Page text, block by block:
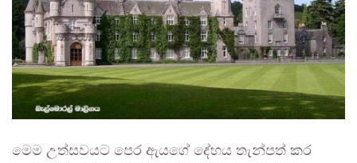
මෙම උත්සවයට පෙර ඇයගේ දේහය තැන්පත් කර